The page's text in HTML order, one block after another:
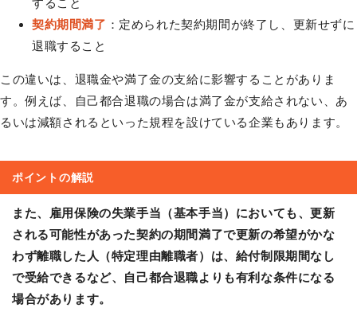
契約期間満了 ：定められた契約期間が終了し、更新せずに
退職すること
この違いは、退職金や満了金の支給に影響することがありま
す。例えば、自己都合退職の場合は満了金が支給されない、あ
るいは減額されるといった規程を設けている企業もあります。
ポイントの解説
また、雇用保険の失業手当（基本手当）においても、更新
される可能性があった契約の期間満了で更新の希望がかな
わず離職した人（特定理由離職者）は、給付制限期間なし
で受給できるなど、自己都合退職よりも有利な条件になる
場合があります。